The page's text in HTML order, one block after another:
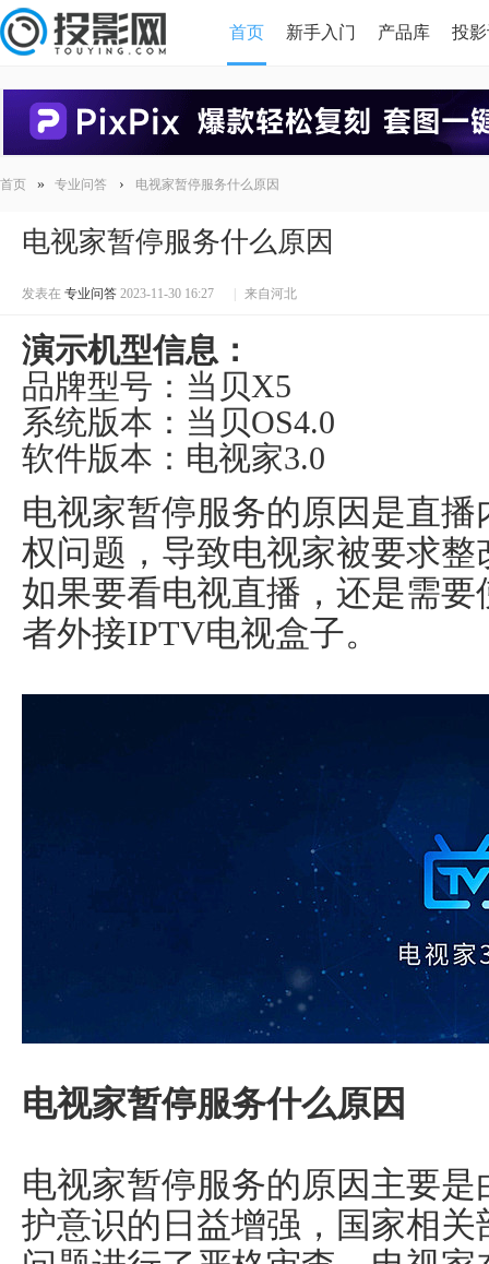
首页 新手入门 产品库 投
首页 » 专业问答 › 电视家暂停服务什么原因
电视家暂停服务什么原因
发表在 专业问答 2023-11-30 16:27 来自河北
演示机型信息：
品牌型号：当贝X5
系统版本：当贝OS4.0
软件版本：电视家3.0
电视家暂停服务的原因是直
权问题，导致电视家被要求
如果要看电视直播，还是需
者外接IPTV电视盒子。
电视家暂停服务什么原因
电视家暂停服务的原因主要
护意识的日益增强，国家相